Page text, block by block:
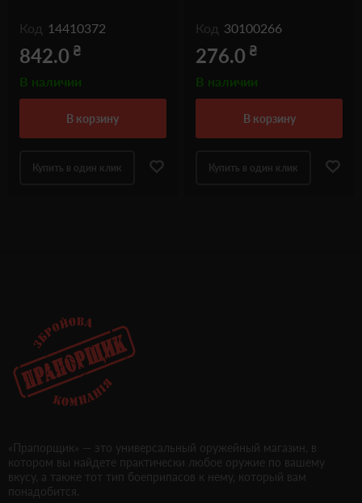
Код 14410372
842.0 ₴
В наличии
в корзину
Купить в один клик
Код 30100266
276.0 ₴
В наличии
в корзину
Купить в один клик
«Прапорщик» — это универсальный оружейный магазин, в
котором вы найдете практически любое оружие по вашему
вкусу, а также тот тип боеприпасов к нему, который вам
понадобится.